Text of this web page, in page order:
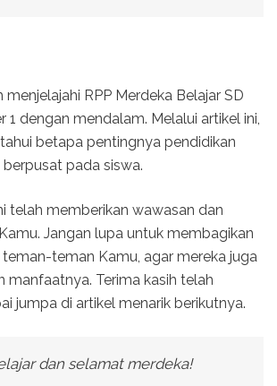
menjelajahi RPP Merdeka Belajar SD
1 dengan mendalam. Melalui artikel ini,
betapa pentingnya pendidikan
pada siswa.
telah memberikan wawasan dan
Jangan lupa untuk membagikan
teman Kamu, agar mereka juga
manfaatnya. Terima kasih telah
jumpa di artikel menarik berikutnya.
dan selamat merdeka!